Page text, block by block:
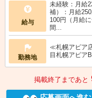
給与
未経験：月給
補）：月給
100円（月給
間...
勤務地
≪札幌アピア
目札幌アピア
掲載終了まであと